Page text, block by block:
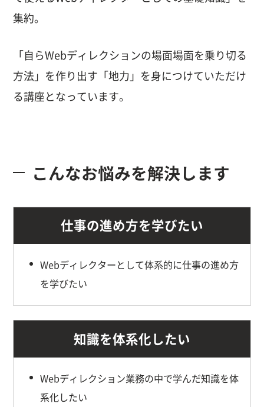
集約。
「自らWebディレクションの場面場面を乗り切る
方法」を作り出す 「地力」を身につけていただけ
る講座となっています。
こんなお悩みを解決します
仕事の進め方を学びたい
Webディレクターとして体系的に仕事の進め方
を学びたい
知識を体系化したい
Webディレクション業務の中で学んだ知識を体
系化したい